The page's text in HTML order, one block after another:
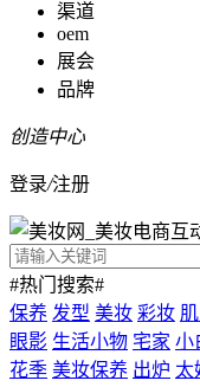
渠道
oem
展会
品牌
创造中心
登录/注册
#热门搜索#
保养 发型 美妆 彩妆
眼影 生活小物 宅家 小
花季 美妆保养 出炉 太